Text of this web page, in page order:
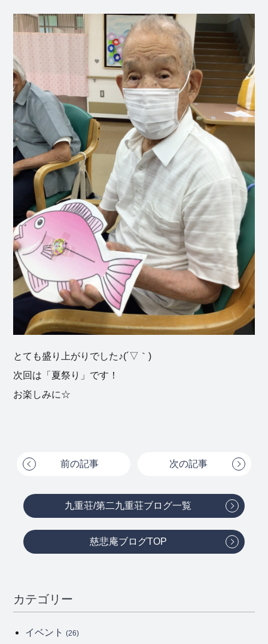
とても盛り上がりでした♪(´▽｀)
次回は「夏祭り」です！
お楽しみに☆
前の記事 次の記事
九重荘/第二九重荘ブログ一覧
慈悲庵ブログTOP
カテゴリー
イベント(26)